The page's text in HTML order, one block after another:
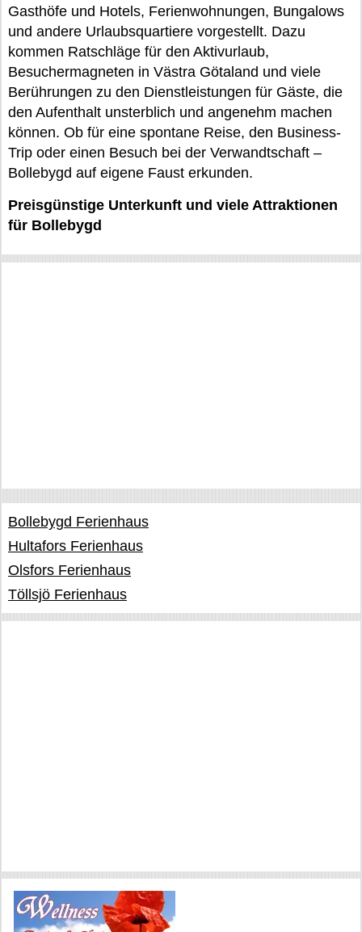
Gasthöfe und Hotels, Ferienwohnungen, Bungalows
und andere Urlaubsquartiere vorgestellt. Dazu
kommen Ratschläge für den Aktivurlaub,
Besuchermagneten in Västra Götaland und viele
Berührungen zu den Dienstleistungen für Gäste, die
den Aufenthalt unsterblich und angenehm machen
können. Ob für eine spontane Reise, den Business-
Trip oder einen Besuch bei der Verwandtschaft –
Bollebygd auf eigene Faust erkunden.
Preisgünstige Unterkunft und viele Attraktionen
für Bollebygd
Bollebygd Ferienhaus
Hultafors Ferienhaus
Olsfors Ferienhaus
Töllsjö Ferienhaus